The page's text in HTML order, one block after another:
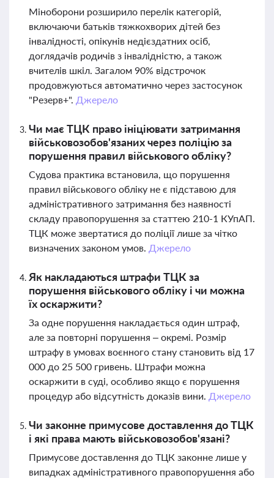
Міноборони розширило перелік категорій,
включаючи батьків тяжкохворих дітей без
інвалідності, опікунів недієздатних осіб,
доглядачів родичів з інвалідністю, а також
вчителів шкіл. Загалом 90% відстрочок
продовжуються автоматично через застосунок
"Резерв+". Джерело
Чи має ТЦК право ініціювати затримання
військовозобов'язаних через поліцію за
порушення правил військового обліку?
Судова практика встановила, що порушення
правил військового обліку не є підставою для
адміністративного затримання без наявності
складу правопорушення за статтею 210-1 КУпАП.
ТЦК може звертатися до поліції лише за чітко
визначених законом умов. Джерело
Як накладаються штрафи ТЦК за
порушення військового обліку і чи можна
їх оскаржити?
За одне порушення накладається один штраф,
але за повторні порушення – окремі. Розмір
штрафу в умовах воєнного стану становить від 17
000 до 25 500 гривень. Штрафи можна
оскаржити в суді, особливо якщо є порушення
процедур або відсутність доказів вини. Джерело
Чи законне примусове доставлення до ТЦК
і які права мають військовозобов'язані?
Примусове доставлення до ТЦК законне лише у
випадках адміністративного правопорушення або